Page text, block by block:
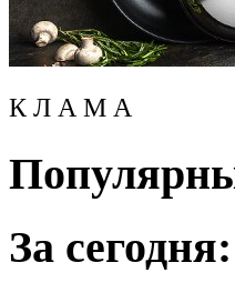
К Л А М А
За сегодня: